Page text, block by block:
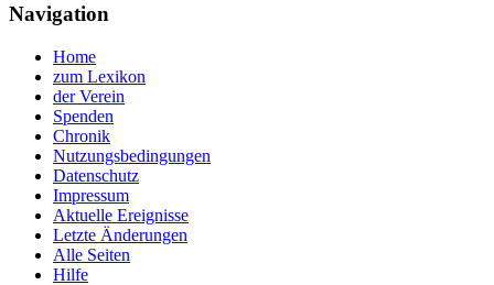
Navigation
Home
zum Lexikon
der Verein
Spenden
Chronik
Nutzungsbedingungen
Datenschutz
Impressum
Aktuelle Ereignisse
Letzte Änderungen
Alle Seiten
Hilfe